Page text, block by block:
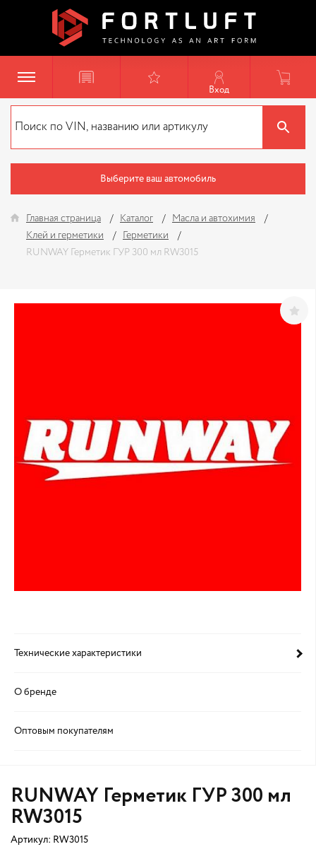
Вход
Выберите ваш автомобиль
Главная страница Каталог
Масла и автохимия
Клей и герметики
Герметики
RUNWAY Герметик ГУР 300 мл RW3015
Технические характеристики
О бренде
Оптовым покупателям
RUNWAY Герметик ГУР 300 мл
RW3015
Артикул: RW3015